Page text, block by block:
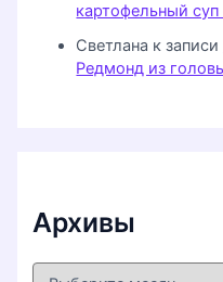
картофельный суп
Светлана к записи
Редмонд из
Архивы
А